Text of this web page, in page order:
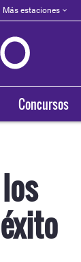
Más estaciones
Concursos